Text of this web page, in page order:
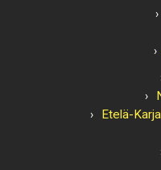
Etelä-